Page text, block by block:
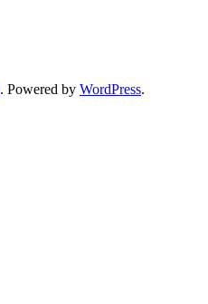
. Powered by WordPress.